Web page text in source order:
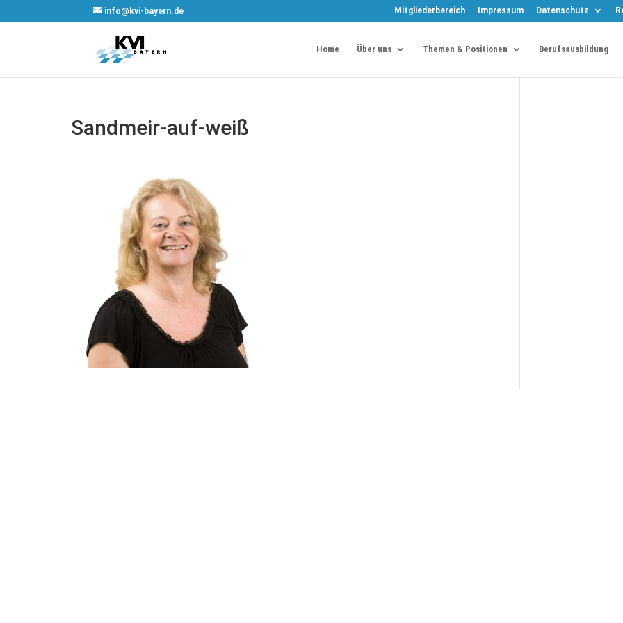
info@kvi-bayern.de Mitgliederbereich Impressum Datenschutz
Home Über uns Themen & Positionen Berufsausbildung
Sandmeir-auf-weiß